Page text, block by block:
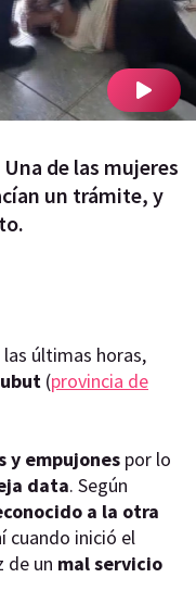
de las mujeres
un trámite, y
últimas horas,
(provincia de
y empujones por lo
data. Según
a la otra
cuando inició el
de un mal servicio